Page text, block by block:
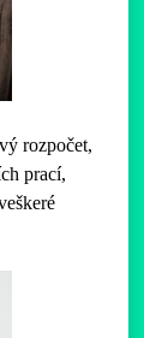
rozpočet,
prací,